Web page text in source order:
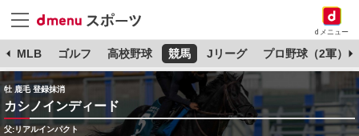
dメニュー
MLB ゴルフ 高校野球 競馬 Jリーグ プロ野球（2軍）
牡 鹿毛 登録抹消
カシノインディード
父:リアルインパクト